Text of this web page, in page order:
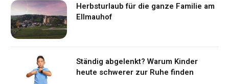
Herbsturlaub für die ganze Familie am
Ellmauhof
Ständig abgelenkt? Warum Kinder
heute schwerer zur Ruhe finden